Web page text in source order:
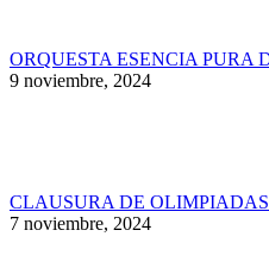
ORQUESTA ESENCIA PURA
9 noviembre, 2024
CLAUSURA DE
7 noviembre, 2024